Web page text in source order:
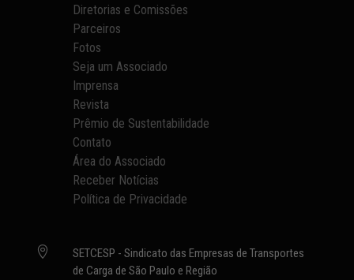
Diretorias e Comissões
Parceiros
Fotos
Seja um Associado
Imprensa
Revista
Prêmio de Sustentabilidade
Contato
Área do Associado
Receber Notícias
Política de Privacidade

SETCESP - Sindicato das Empresas de Transportes
de Carga de São Paulo e Região